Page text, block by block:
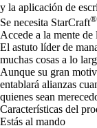
y la aplicación de
Se necesita StarCraft®
Accede a la mente de
El astuto líder de
muchas cosas a lo
Aunque su gran
entablará alianzas
quienes sean
Características del
Estás al mando